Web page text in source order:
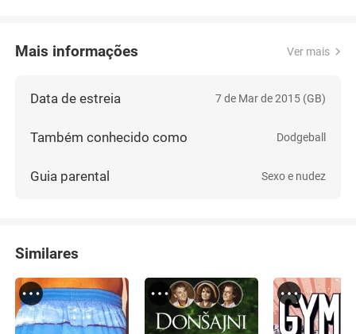
Mais informações Ver mais
Data de estreia 7 de Mar de 2015 (GB)
Também conhecido como Dodgeball
Guia parental Sexo e nudez
Similares